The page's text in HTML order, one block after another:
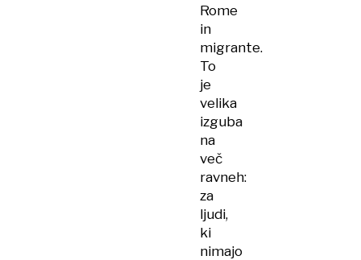
Rome
in
migrante.
To
je
velika
izguba
na
več
ravneh:
za
ljudi,
ki
nimajo